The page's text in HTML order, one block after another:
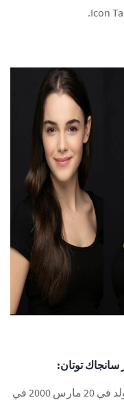
سانجاك توتان:
السيرة الذاتية: Hafsanur Sancaktutan ولد في 20 مارس 2000 في